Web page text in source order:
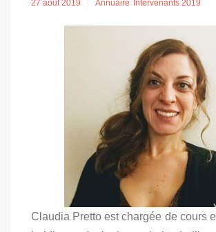
27 août 2019 Annuaire Intervenants 2019
Claudia Pretto est chargée de cours